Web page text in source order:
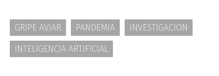
GRIPE AVIAR PANDEMIA
INVESTIGACION
INTELIGENCIA ARTIFICIAL